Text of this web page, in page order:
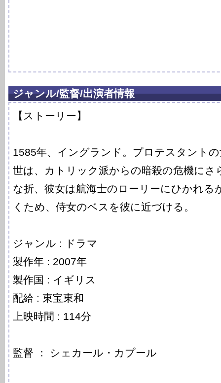
ジャンル/監督/出演者情報
【ストーリー】
1585年、イングランド。プロテスタント
世は、カトリック派からの暗殺の危機にさ
な折、彼女は航海士のローリーにひかれる
くため、侍女のベスを彼に近づける。
ジャンル : ドラマ
製作年 : 2007年
製作国 : イギリス
配給 : 東宝東和
上映時間 : 114分
監督 ： シェカール・カプール